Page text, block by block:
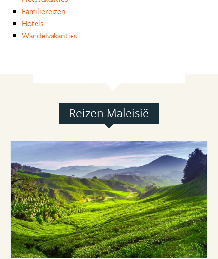
Familiereizen
Hotels
Wandelvakanties
Reizen Maleisië